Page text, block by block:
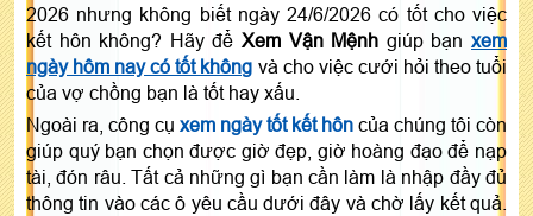
2026 nhưng không biết ngày 24/6/2026 có tốt cho việc
kết hôn không? Hãy để Xem Vận Mệnh giúp bạnxem
ngày hôm nay có tốt không và cho việc cưới hỏi theo tuổi
của vợ chồng bạn là tốt hay xấu.
Ngoài ra, công cụ xem ngày tốt kết hôn của chúng tôi còn
giúp quý bạn chọn được giờ đẹp, giờ hoàng đạo để nạp
tài, đón râu. Tất cả những gì bạn cần làm là nhập đầy đủ
thông tin vào các ô yêu cầu dưới đây và chờ lấy kết quả.